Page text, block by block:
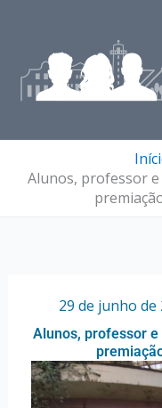
conteúdo
Alunos, professor e
29 de junho de
Alunos, professor e